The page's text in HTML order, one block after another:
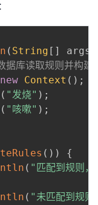
( String [ ] args
库读取规则并构建
new Context ( ) ;
( "发烧" ) ;
( "咳嗽" ) ;
( ) )
{
( "匹配到规则
( "未匹配到规